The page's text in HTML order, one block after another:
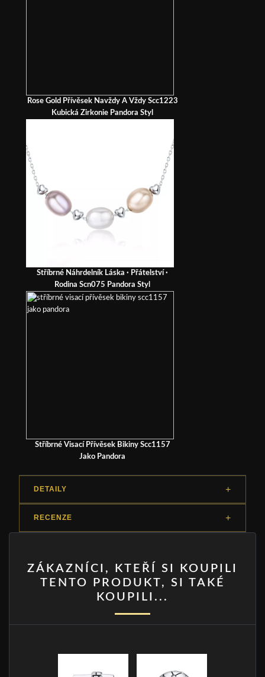
Rose Gold Přívěsek Navždy A Vždy Scc1223
Kubická Zirkonie Pandora Styl
Stříbrné Náhrdelník Láska · Přátelství ·
Rodina Scn075 Pandora Styl
Stříbrné Visací Přívěsek Bikiny Scc1157
Jako Pandora
DETAILY
RECENZE
ZÁKAZNÍCI, KTEŘÍ SI KOUPILI
TENTO PRODUKT, SI TAKÉ
KOUPILI...